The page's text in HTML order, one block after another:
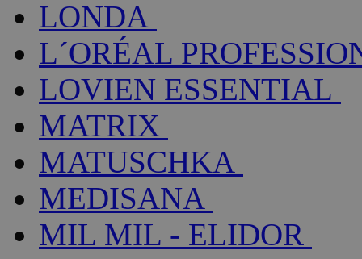
LONDA
L´ORÉAL
LOVIEN ESSENTIAL
MATRIX
MATUSCHKA
MEDISANA
MIL MIL - ELIDOR